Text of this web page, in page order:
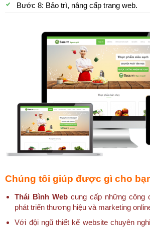
Bước 8: Bảo trì, nâng cấp trang web.
Chúng tôi giúp được gì cho
Thái Bình Web cung cấp những công
phát triển thương hiệu và marketing
Với đội ngũ thiết kế website chuyên